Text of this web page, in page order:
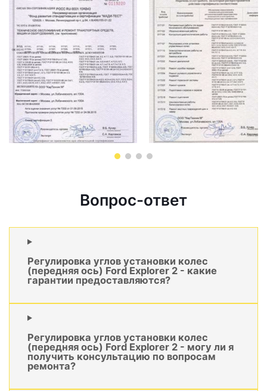
Вопрос-ответ
Регулировка углов установки колес
(передняя ось) Ford Explorer 2 - какие
гарантии предоставляются?
Регулировка углов установки колес
(передняя ось) Ford Explorer 2 - могу ли я
получить консультацию по вопросам
ремонта?